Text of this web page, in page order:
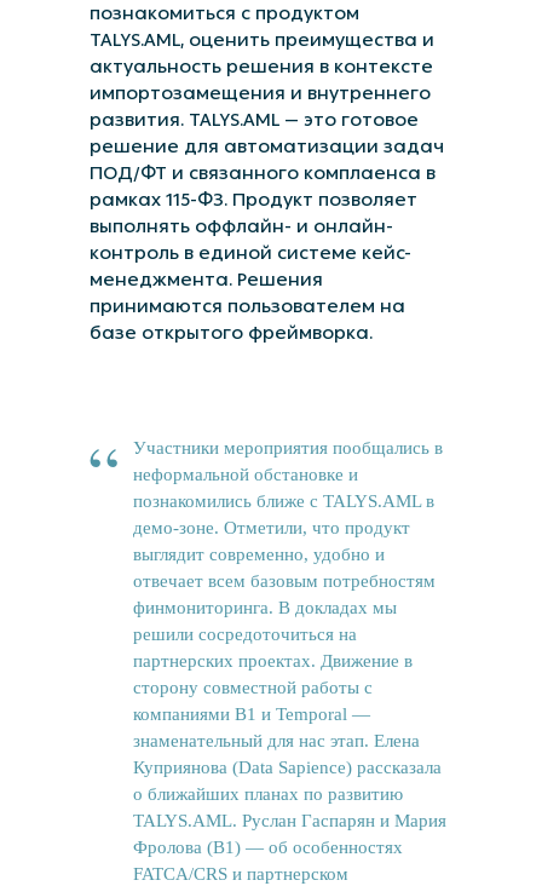
познакомиться с продуктом
TALYS.AML, оценить преимущества и
актуальность решения в контексте
импортозамещения и внутреннего
развития. TALYS.AML — это готовое
решение для авто­матизации задач
ПОД/ФТ и связанного комплаенса в
рамках 115-ФЗ. Продукт позволяет
выполнять оффлайн- и онлайн-
контроль в единой системе кейс-
менеджмента. Решения
принимаются пользователем на
базе открытого фреймворка.
“
Участники мероприятия пообщались в
неформальной обстановке и
познакомились ближе с TALYS.AML в
демо-зоне. Отметили, что продукт
выглядит современно, удобно и
отвечает всем базовым потребностям
финмониторинга. В докладах мы
решили сосредоточиться на
партнерских проектах. Движение в
сторону совместной работы с
компаниями B1 и Temporal —
знаменательный для нас этап. Елена
Куприянова (Data Sapience) рассказала
о ближайших планах по развитию
TALYS.AML. Руслан Гаспарян и Мария
Фролова (B1) — об особенностях
FATCA/CRS и партнерском